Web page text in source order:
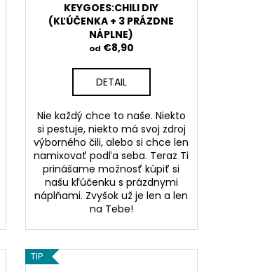
KEYGOES:CHILI DIY
(KĽÚČENKA + 3 PRÁZDNE
NÁPLNE)
od €8,90
DETAIL
Nie každý chce to naše. Niekto
si pestuje, niekto má svoj zdroj
výborného čili, alebo si chce len
namixovať podľa seba. Teraz Ti
prinášame možnosť kúpiť si
našu kľúčenku s prázdnymi
náplňami. Zvyšok už je len a len
na Tebe!
TIP